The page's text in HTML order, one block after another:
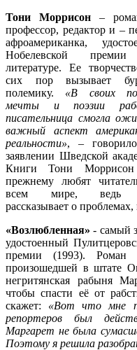
Тони Моррисон –
профессор, редактор и –
афроамериканка,
Нобелевской
литературе. Ее
сих пор вызывает
полемику. «В своих
мечты и поэзии
писательница смогла
важный аспект
реальности», –
заявлении Шведской
Книги Тони
прежнему любят
всем мире, ведь
рассказывает о
«Возлюбленная» - самый
удостоенный
премии (1993). Роман
произошедшей в штате
негритянская рабыня
чтобы спасти её от
скажет: «Вот что мне
репортеров был
Маргарет не была
Поэтому я решила